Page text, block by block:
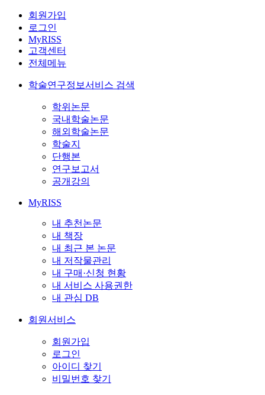
회원가입
로그인
MyRISS
고객센터
전체메뉴
학술연구정보서비스 검색
학위논문
국내학술논문
해외학술논문
학술지
단행본
연구보고서
공개강의
MyRISS
내 추천논문
내 책장
내 최근 본 논문
내 저작물관리
내 구매·신청 현황
내 서비스 사용권한
내 관심 DB
회원서비스
회원가입
로그인
아이디 찾기
비밀번호 찾기